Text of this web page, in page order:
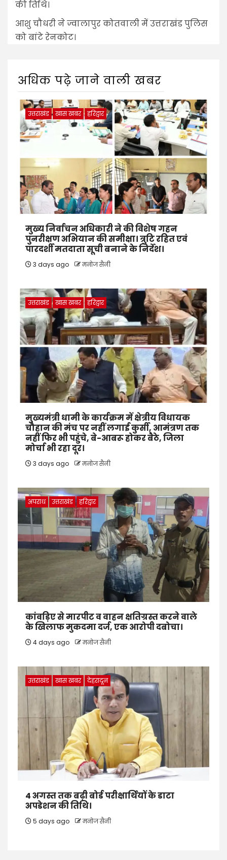
की तिथि।
आशु चौधरी ने ज्वालापुर कोतवाली में उत्तराखंड पुलिस
को बांटे रेनकोट।
अधिक पढ़े जाने वाली खबर
उत्तराखंड खास खबर हरिद्वार
मुख्य निर्वाचन अधिकारी ने की विशेष गहन
पुनरीक्षण अभियान की समीक्षा। त्रुटि रहित एवं
पारदर्शी मतदाता सूची बनाने के निर्देश।
3 days ago मनोज सैनी
उत्तराखंड खास खबर हरिद्वार
मुख्यमंत्री धामी के कार्यक्रम में क्षेत्रीय विधायक
चौहान की मंच पर नहीं लगाई कुर्सी, आमंत्रण तक
नहीं फिर भी पहुंचे, बे-आबरू होकर बैठे, जिला
मोर्चा भी रहा दूर।
3 days ago मनोज सैनी
अपराध उत्तराखंड हरिद्वार
कांवड़िए से मारपीट व वाहन क्षतिग्रस्त करने वाले
के खिलाफ मुकदमा दर्ज, एक आरोपी दबोचा।
4 days ago मनोज सैनी
उत्तराखंड खास खबर देहरादून
4 अगस्त तक बढ़ी बोर्ड परीक्षार्थियों के डाटा
अपडेशन की तिथि।
5 days ago मनोज सैनी